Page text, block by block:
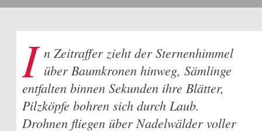
I n Zeitraffer zieht der Sternenhimmel
über Baumkronen hinweg, Sämlinge
entfalten binnen Sekunden ihre Blätter,
Pilzköpfe bohren sich durch Laub.
Drohnen fliegen über Nadelwälder voller